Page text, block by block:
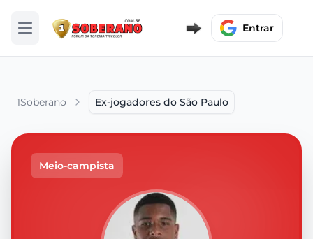
Abrir menu Entrar
1Soberano Ex-jogadores do São Paulo
Meio-campista